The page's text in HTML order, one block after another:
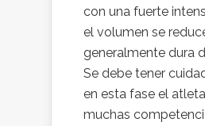
con una fuerte
el volumen se
generalmente dura
Se debe tener
en esta fase el
muchas